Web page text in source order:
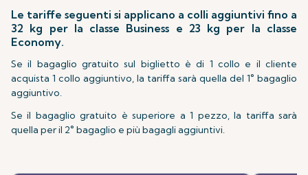
Le tariffe seguenti si applicano a colli aggiuntivi fino a
32 kg per la classe Business e 23 kg per la classe
Economy.
Se il bagaglio gratuito sul biglietto è di 1 collo e il cliente
acquista 1 collo aggiuntivo, la tariffa sarà quella del 1° bagaglio
aggiuntivo.
Se il bagaglio gratuito è superiore a 1 pezzo, la tariffa sarà
quella per il 2° bagaglio e più bagagli aggiuntivi.